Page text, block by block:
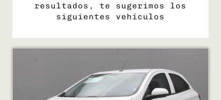
COMPRÁ
resultados, te sugerimos los
siguientes vehículos